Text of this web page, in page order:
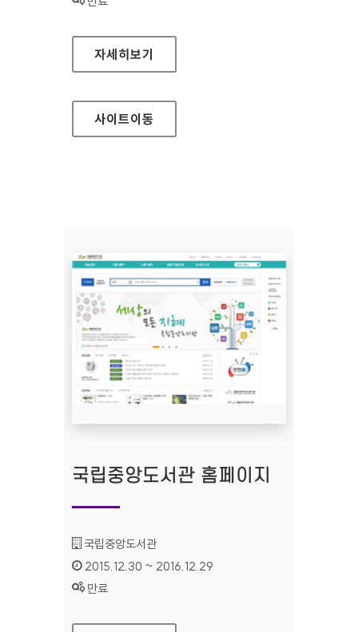
지구촌 스마트 여행 홈페이지
자세히보기
사이트이동
국립중앙도서관 홈페이지
기관명 :
국립중앙도서관
인증기간 :
2015.12.30 ~ 2016.12.29
상태 :
만료